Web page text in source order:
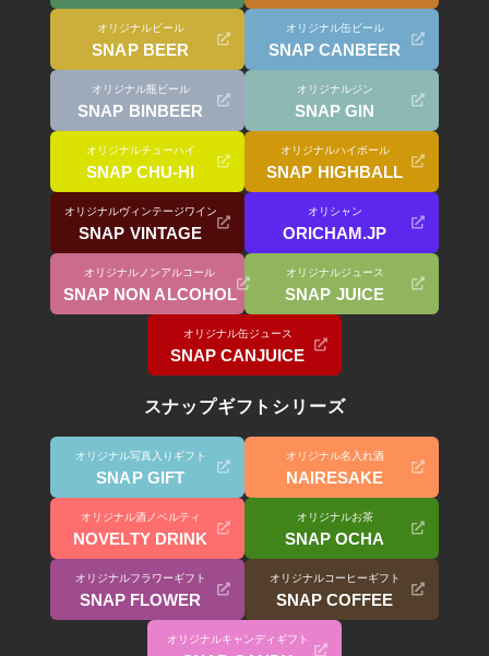
オリジナルビール
SNAP BEER
オリジナル缶ビール
SNAP CANBEER
オリジナル瓶ビール
SNAP BINBEER
オリジナルジン
SNAP GIN
オリジナルチューハイ
SNAP CHU-HI
オリジナルハイボール
SNAP HIGHBALL
オリジナルヴィンテージワイン
SNAP VINTAGE
オリシャン
ORICHAM.JP
オリジナルノンアルコール
SNAP NON ALCOHOL
オリジナルジュース
SNAP JUICE
オリジナル缶ジュース
SNAP CANJUICE
スナップギフトシリーズ
オリジナル写真入りギフト
SNAP GIFT
オリジナル名入れ酒
NAIRESAKE
オリジナル酒ノベルティ
NOVELTY DRINK
オリジナルお茶
SNAP OCHA
オリジナルフラワーギフト
SNAP FLOWER
オリジナルコーヒーギフト
SNAP COFFEE
オリジナルキャンディギフト